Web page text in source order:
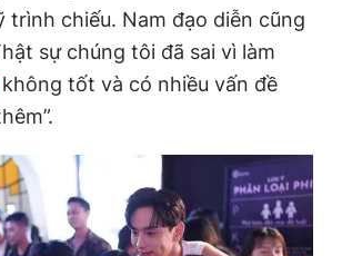
trình chiếu. Nam đạo diễn cũng
sự chúng tôi đã sai vì làm
không tốt và có nhiều vấn đề